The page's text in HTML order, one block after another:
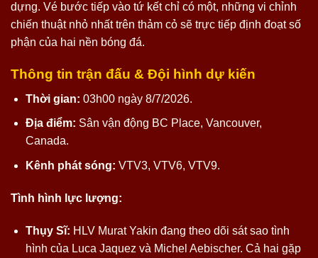
dựng. Vé bước tiếp vào tứ kết chỉ có một, những vi chỉnh
chiến thuật nhỏ nhất trên thảm cỏ sẽ trực tiếp định đoạt số
phận của hai nền bóng đá.
Thông tin trận đấu & Đội hình dự kiến
Thời gian: 03h00 ngày 8/7/2026.
Địa điểm: Sân vận động BC Place, Vancouver,
Canada.
Kênh phát sóng: VTV3, VTV6, VTV9.
Tình hình lực lượng:
Thụy Sĩ: HLV Murat Yakin đang theo dõi sát sao tình
hình của Luca Jaquez và Michel Aebischer. Cả hai gặp